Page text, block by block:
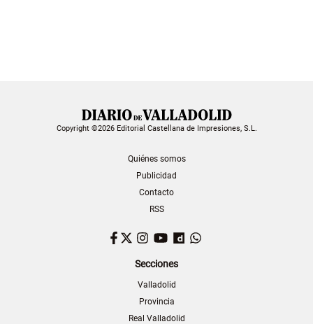
Copyright ©2026 Editorial Castellana de Impresiones, S.L.
Quiénes somos
Publicidad
Contacto
RSS
Facebook
TwitterInstagram
YouTubeDailymotion
Secciones
Valladolid
Provincia
Real Valladolid